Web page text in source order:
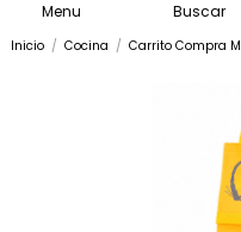
Menu Buscar
Inicio Cocina Carrito Compra